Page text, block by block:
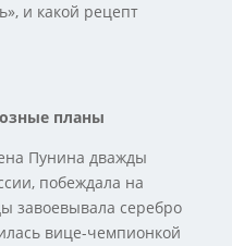
и какой рецепт
планы
Пунина дважды
побеждала на
завоевывала серебро
вице-чемпионкой